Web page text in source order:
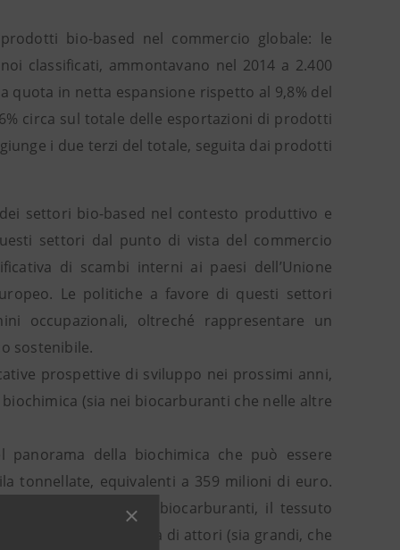
bio-based nel commercio globale: le
classificati, ammontavano nel 2014 a 2.400
quota in netta espansione rispetto al 9,8% del
circa sul totale delle esportazioni di prodotti
i due terzi del totale, seguita dai prodotti
settori bio-based nel contesto produttivo e
settori dal punto di vista del commercio
di scambi interni ai paesi dell’Unione
Le politiche a favore di questi settori
occupazionali, oltreché rappresentare un
sostenibile.
prospettive di sviluppo nei prossimi anni,
(sia nei biocarburanti che nelle altre
della biochimica che può essere
tonnellate, equivalenti a 359 milioni di euro.
mondiale di biocarburanti, il tessuto
e una molteplicità di attori (sia grandi, che